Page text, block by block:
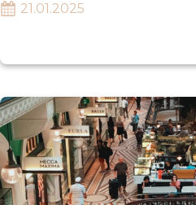
21.01.2025